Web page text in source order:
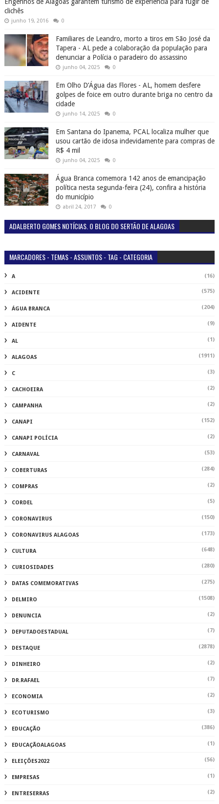
clichês
junho 19, 2016 0
Familiares de Leandro, morto a tiros em São José da
Tapera - AL pede a colaboração da população para
denunciar a Polícia o paradeiro do assassino
junho 04, 2025 0
Em Olho D’Água das Flores - AL, homem desfere
golpes de foice em outro durante briga no centro da
cidade
junho 14, 2025 0
Em Santana do Ipanema, PCAL localiza mulher que
usou cartão de idosa indevidamente para compras de
R$ 4 mil
junho 04, 2025 0
Água Branca comemora 142 anos de emancipação
política nesta segunda-feira (24), confira a história
do município
abril 24, 2017 0
ADALBERTO GOMES NOTÍCIAS. O BLOG DO SERTÃO DE ALAGOAS
MARCADORES - TEMAS - ASSUNTOS - TAG - CATEGORIA
A (16)
ACIDENTE (575)
ÁGUA BRANCA (204)
AIDENTE (9)
AL (1)
ALAGOAS (1911)
C (3)
CACHOEIRA (2)
CAMPANHA (2)
CANAPI (152)
CANAPI POLÍCIA (2)
CARNAVAL (53)
COBERTURAS (284)
COMPRAS (2)
CORDEL (5)
CORONAVIRUS (150)
CORONAVIRUS ALAGOAS (173)
CULTURA (648)
CURIOSIDADES (280)
DATAS COMEMORATIVAS (275)
DELMIRO (1508)
DENUNCIA (2)
DEPUTADOESTADUAL (7)
DESTAQUE (2878)
DINHEIRO (2)
DR.RAFAEL (7)
ECONOMIA (2)
ECOTURISMO (3)
EDUCAÇÃO (386)
EDUCAÇÃOALAGOAS (1)
ELEIÇÕES2022 (56)
EMPRESAS (1)
ENTRESERRAS (2)